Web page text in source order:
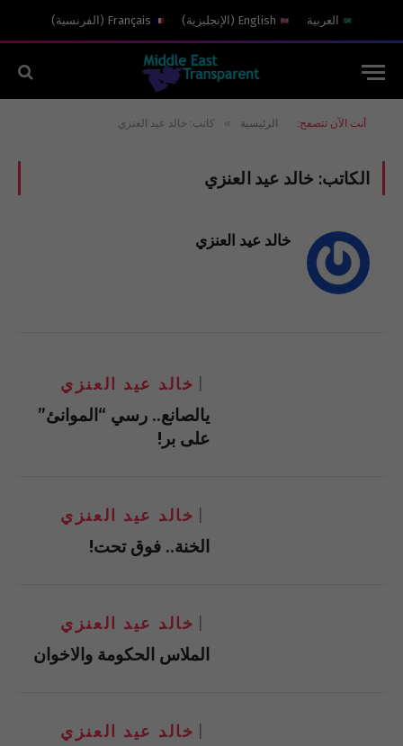
العربية English
( الإنجليزية)
Français
( الفرنسية)
أنت الآن تتصفح: الرئيسية » كاتب: خالد عيد العنزي
الكاتب: خالد عيد العنزي
خالد عيد العنزي
خالد عيد العنزي
يالصانع.. رسي “الموانئ”
على بر!
خالد عيد العنزي
الخنة.. فوق تحت!
خالد عيد العنزي
الملاس الحكومة والاخوان
خالد عيد العنزي